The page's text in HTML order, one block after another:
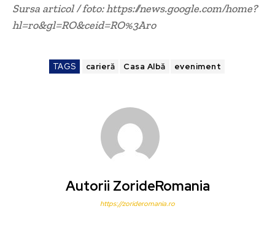
Sursa articol / foto: https://news.google.com/home?
hl=ro&gl=RO&ceid=RO%3Aro
TAGS carieră Casa Albă eveniment
Autorii ZorideRomania
https://zorideromania.ro